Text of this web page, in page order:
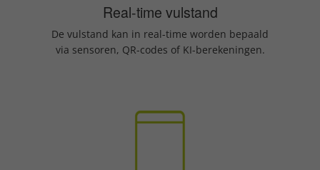
Real-time vulstand
De vulstand kan in real-time worden bepaald
via sensoren, QR-codes of KI-berekeningen.